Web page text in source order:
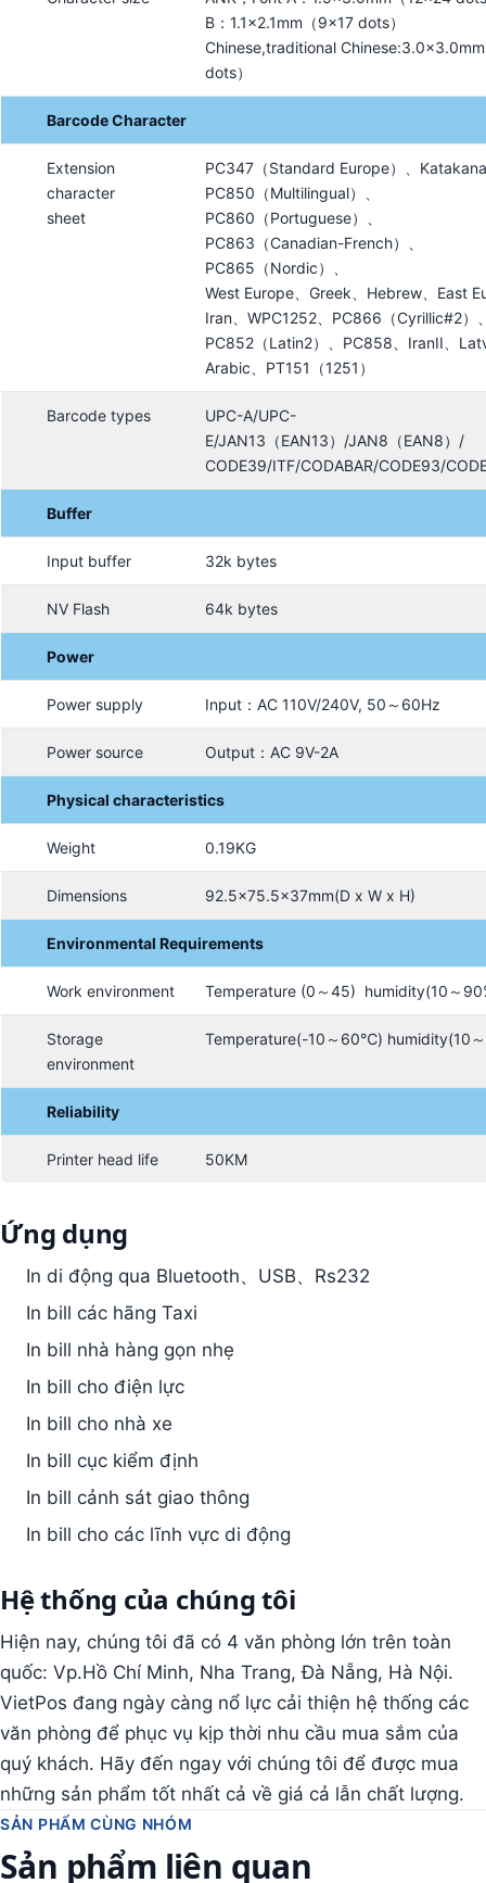
B：1.1×2.1mm（9×17 dots）
Chinese,traditional
dots）
Barcode Character
Extension
character
sheet
PC347（Standard Europe）、
PC850（Multilingual）、
PC860（Portuguese）、
PC863（Canadian-French）、
PC865（Nordic）、
West Europe、Greek、Hebrew、East
Iran、WPC1252、PC866（Cyrillic#2）
PC852（Latin2）、PC858、IranII、
Arabic、PT151（1251）
Barcode types
UPC-A/UPC-
E/JAN13（EAN13）/JAN8（EAN8）/
CODE39/ITF/CODABAR/CODE93/
Buffer
Input buffer 32k bytes
NV Flash 64k bytes
Power
Power supply Input：AC 110V/240V, 50～60Hz
Power source Output：AC 9V-2A
Physical characteristics
Weight 0.19KG
Dimensions 92.5×75.5x37mm(D x W x H)
Environmental Requirements
Work environment Temperature (0～45) humidity(10～
Storage
environment
Temperature(-10～60℃) humidity(10
Reliability
Printer head life 50KM
Ứng dụng
In di động qua Bluetooth、USB、Rs232
In bill các hãng Taxi
In bill nhà hàng gọn nhẹ
In bill cho điện lực
In bill cho nhà xe
In bill cục kiểm định
In bill cảnh sát giao thông
In bill cho các lĩnh vực di động
Hệ thống của chúng tôi
Hiện nay, chúng tôi đã có 4 văn phòng lớn trên toàn
quốc: Vp.Hồ Chí Minh, Nha Trang, Đà Nẵng, Hà Nội.
VietPos đang ngày càng nổ lực cải thiện hệ thống các
văn phòng để phục vụ kịp thời nhu cầu mua sắm của
quý khách. Hãy đến ngay với chúng tôi để được mua
những sản phẩm tốt nhất cả về giá cả lẫn chất lượng.
SẢN PHẨM CÙNG NHÓM
Sản phẩm liên quan